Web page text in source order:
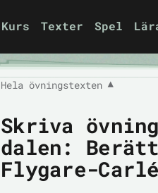
Kurs Texter Spel
Hela övningstexten ▼
Skriva
dalen:
Flygare-